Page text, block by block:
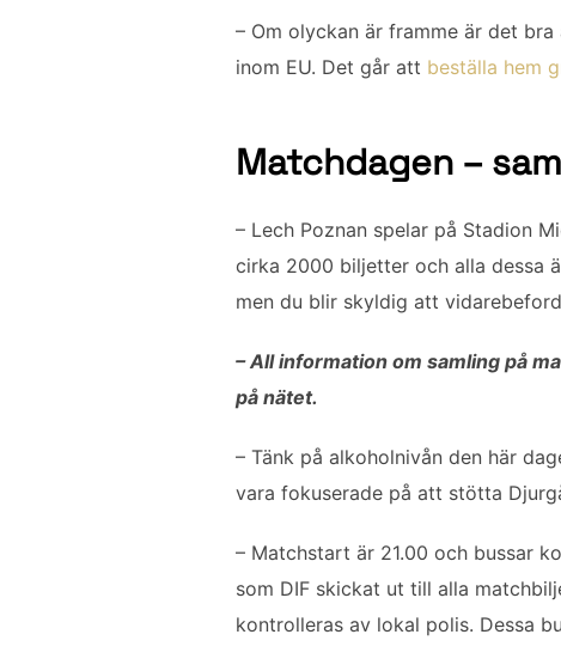
– Om olyckan är framme är det
inom EU. Det går att beställa hem
Matchdagen –
– Lech Poznan spelar på Stadion
cirka 2000 biljetter och alla dessa
men du blir skyldig att
– All information om samling på
på nätet.
– Tänk på alkoholnivån den här
vara fokuserade på att stötta
– Matchstart är 21.00 och bussar
som DIF skickat ut till alla
kontrolleras av lokal polis. Dessa